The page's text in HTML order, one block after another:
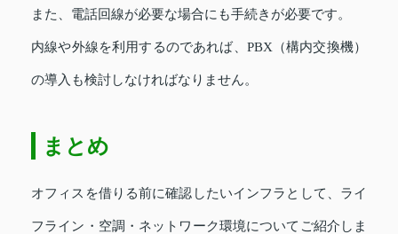
また、電話回線が必要な場合にも手続きが必要です。
内線や外線を利用するのであれば、PBX（構内交換機）
の導入も検討しなければなりません。
まとめ
オフィスを借りる前に確認したいインフラとして、ライ
フライン・空調・ネットワーク環境についてご紹介しま